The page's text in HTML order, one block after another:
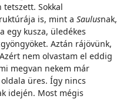
Sokkal
is, mint a Saulusnak,
egy kusza, üledékes
Aztán rájövünk,
nem olvastam el eddig
megvan nekem már
üres. Így nincs
idején. Most mégis